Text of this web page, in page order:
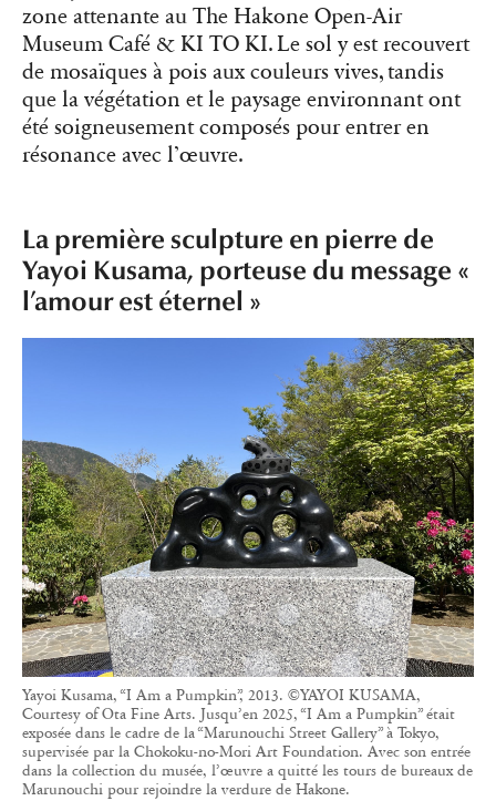
zone attenante au The Hakone Open-Air
Museum Café & KI TO KI. Le sol y est recouvert
de mosaïques à pois aux couleurs vives, tandis
que la végétation et le paysage environnant ont
été soigneusement composés pour entrer en
résonance avec l’œuvre.
La première sculpture en pierre de
Yayoi Kusama, porteuse du message «
l’amour est éternel »
Yayoi Kusama, “I Am a Pumpkin”, 2013. ©YAYOI KUSAMA,
Courtesy of Ota Fine Arts. Jusqu’en 2025, “I Am a Pumpkin” était
exposée dans le cadre de la “Marunouchi Street Gallery” à Tokyo,
supervisée par la Chokoku-no-Mori Art Foundation. Avec son entrée
dans la collection du musée, l’œuvre a quitté les tours de bureaux de
Marunouchi pour rejoindre la verdure de Hakone.